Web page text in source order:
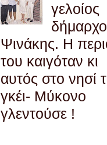
γελοίος
Ψινάκης. Η
του καιγόταν κι
αυτός στο νησί
γκέι- Μύκονο
γλεντούσε !